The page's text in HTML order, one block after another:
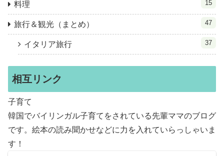
料理 15
旅行＆観光（まとめ） 47
イタリア旅行 37
相互リンク
子育て
韓国でバイリンガル子育てをされている先輩ママのブログ
です。絵本の読み聞かせなどに力を入れていらっしゃいま
す！